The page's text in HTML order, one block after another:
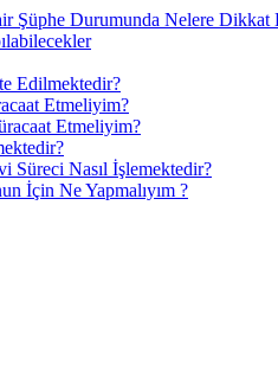
Şüphe Durumunda Nelere Dikkat
Edilmektedir?
Etmeliyim?
Etmeliyim?
Süreci Nasıl İşlemektedir?
İçin Ne Yapmalıyım ?